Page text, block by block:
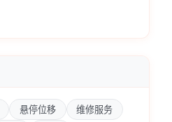
悬停位移
维修服务